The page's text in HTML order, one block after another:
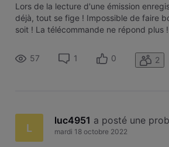
Lors de la lecture d'une émission
déjà, tout se fige ! Impossible de faire
soit ! La télécommande ne répond plus
tous les enregistrements. 1ou 2 fois ça
57 1 0 2
L
luc4951 a posté une
mardi 18 octobre 2022